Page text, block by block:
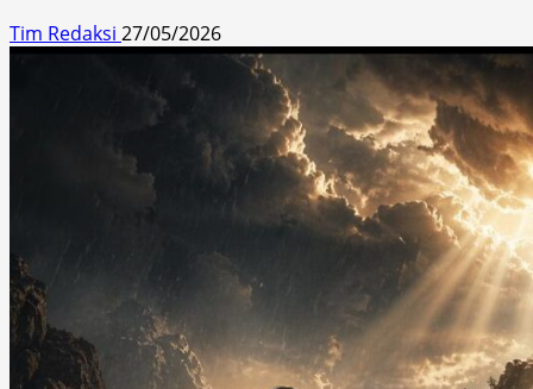
Tim Redaksi 27/05/2026